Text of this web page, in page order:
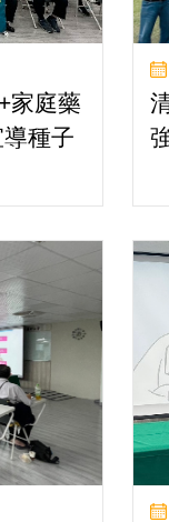
家庭藥
種子